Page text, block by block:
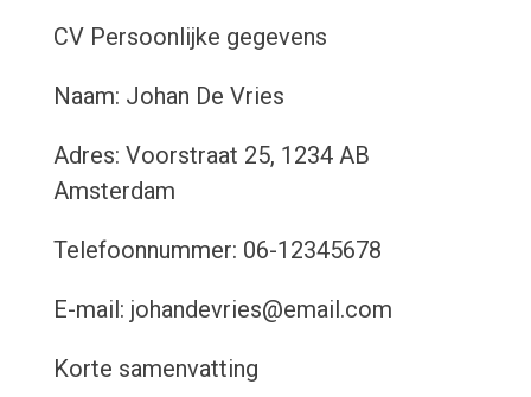
CV Persoonlijke gegevens
Naam: Johan De Vries
Adres: Voorstraat 25, 1234 AB
Amsterdam
Telefoonnummer: 06-12345678
E-mail: johandevries@email.com
Korte samenvatting